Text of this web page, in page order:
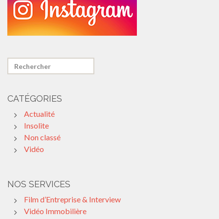
CATÉGORIES
Actualité
Insolite
Non classé
Vidéo
NOS SERVICES
Film d’Entreprise & Interview
Vidéo Immobilière